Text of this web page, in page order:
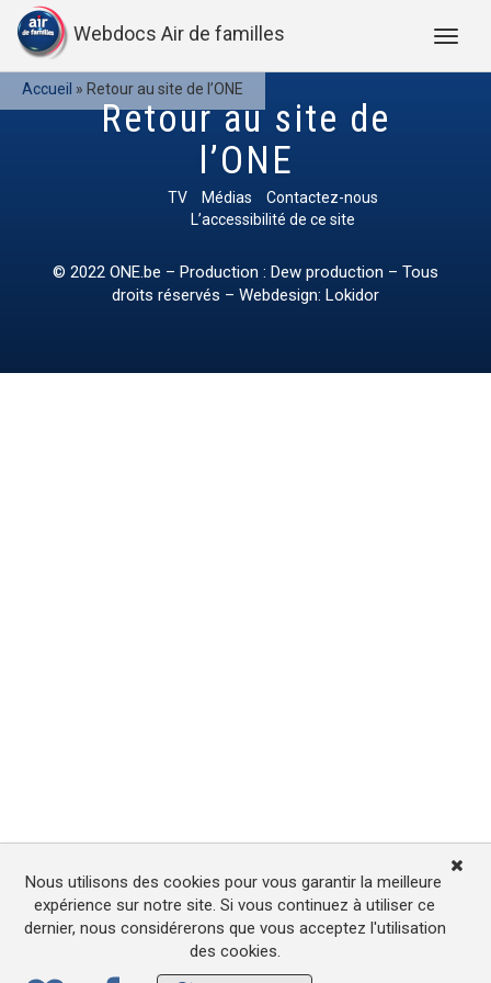
Webdocs Air de familles
Accueil » Retour au site de l’ONE
Retour au site de
l’ONE
TV Médias
Contactez-nous
L’accessibilité de ce site
© 2022 ONE.be – Production : Dew production – Tous
droits réservés – Webdesign: Lokidor
Nous utilisons des cookies pour vous garantir la meilleure
expérience sur notre site. Si vous continuez à utiliser ce
dernier, nous considérerons que vous acceptez l'utilisation
des cookies.